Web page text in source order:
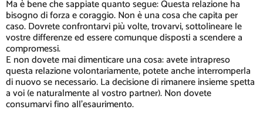
Ma è bene che sappiate quanto segue: Questa relazione ha
bisogno di forza e coraggio. Non è una cosa che capita per
caso. Dovrete confrontarvi più volte, trovarvi, sottolineare le
vostre differenze ed essere comunque disposti a scendere a
compromessi.
E non dovete mai dimenticare una cosa: avete intrapreso
questa relazione volontariamente, potete anche interromperla
di nuovo se necessario. La decisione di rimanere insieme spetta
a voi (e naturalmente al vostro partner). Non dovete
consumarvi fino all'esaurimento.